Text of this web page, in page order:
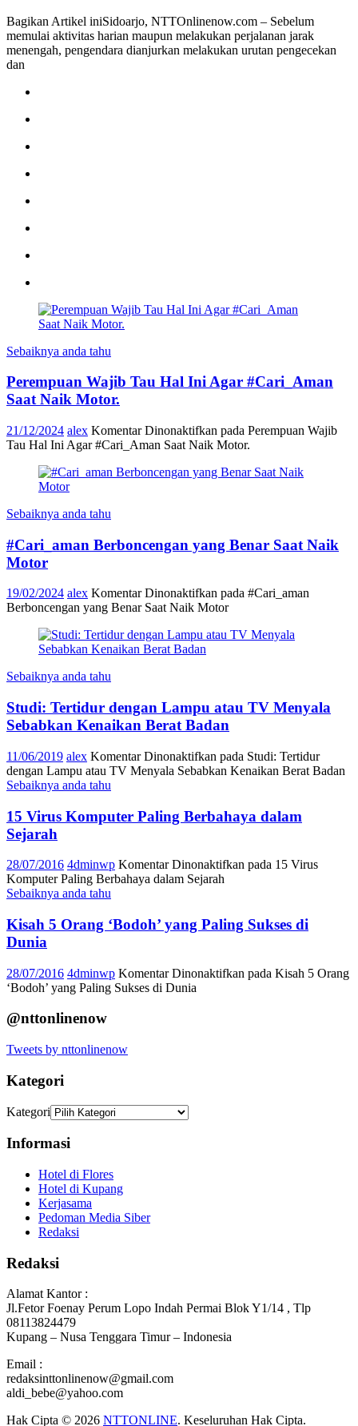
Bagikan Artikel iniSidoarjo, NTTOnlinenow.com – Sebelum
memulai aktivitas harian maupun melakukan perjalanan jarak
menengah, pengendara dianjurkan melakukan urutan pengecekan
dan
Sebaiknya anda tahu
Perempuan Wajib Tau Hal Ini Agar #Cari_Aman
Saat Naik Motor.
21/12/2024 alex Komentar Dinonaktifkan pada Perempuan Wajib
Tau Hal Ini Agar #Cari_Aman Saat Naik Motor.
Sebaiknya anda tahu
#Cari_aman Berboncengan yang Benar Saat Naik
Motor
19/02/2024 alex Komentar Dinonaktifkan pada #Cari_aman
Berboncengan yang Benar Saat Naik Motor
Sebaiknya anda tahu
Studi: Tertidur dengan Lampu atau TV Menyala
Sebabkan Kenaikan Berat Badan
11/06/2019 alex Komentar Dinonaktifkan pada Studi: Tertidur
dengan Lampu atau TV Menyala Sebabkan Kenaikan Berat Badan
Sebaiknya anda tahu
15 Virus Komputer Paling Berbahaya dalam
Sejarah
28/07/2016 4dminwp Komentar Dinonaktifkan pada 15 Virus
Komputer Paling Berbahaya dalam Sejarah
Sebaiknya anda tahu
Kisah 5 Orang ‘Bodoh’ yang Paling Sukses di
Dunia
28/07/2016 4dminwp Komentar Dinonaktifkan pada Kisah 5 Orang
‘Bodoh’ yang Paling Sukses di Dunia
@nttonlinenow
Tweets by nttonlinenow
Kategori
Kategori
Informasi
Hotel di Flores
Hotel di Kupang
Kerjasama
Pedoman Media Siber
Redaksi
Redaksi
Alamat Kantor :
Jl.Fetor Foenay Perum Lopo Indah Permai Blok Y1/14 , Tlp
08113824479
Kupang – Nusa Tenggara Timur – Indonesia
Email :
redaksinttonlinenow@gmail.com
aldi_bebe@yahoo.com
Hak Cipta © 2026 NTTONLINE. Keseluruhan Hak Cipta.